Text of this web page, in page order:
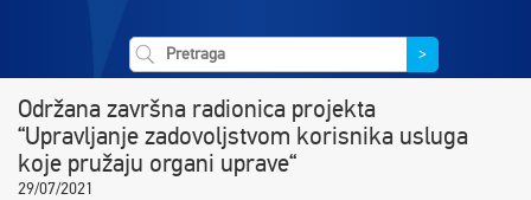
>
Održana završna radionica projekta
“Upravljanje zadovoljstvom korisnika usluga
koje pružaju organi uprave“
29/07/2021